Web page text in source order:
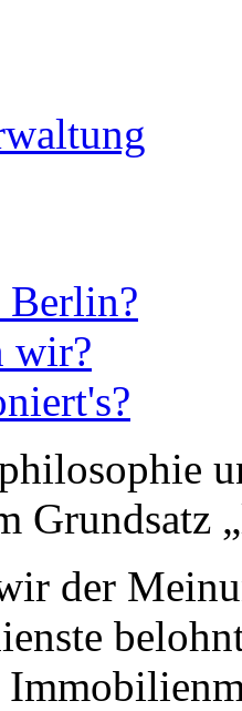
Berlin?
wir?
Grundsatz
der